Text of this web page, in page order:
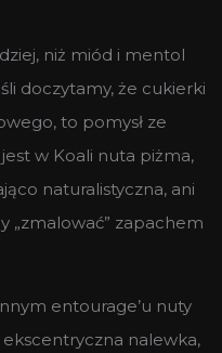
niż miód i mentol
doczytamy, że cukierki
to pomysł ze
w Koali nuta piżma,
naturalistyczna, ani
„zmalować” zapachem
entourage’u nuty
nalewka,